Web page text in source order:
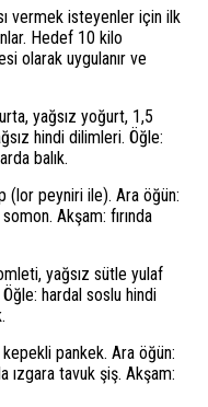
vermek isteyenler için ilk
Hedef 10 kilo
olarak uygulanır ve
yağsız yoğurt, 1,5
hindi dilimleri. Öğle:
balık.
(lor peyniri ile). Ara öğün:
Akşam: fırında
yağsız sütle yulaf
hardal soslu hindi
pankek. Ara öğün:
ızgara tavuk şiş. Akşam: